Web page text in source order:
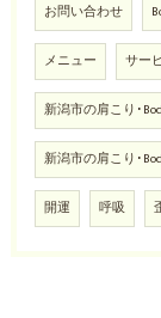
お問い合わせ
メニュー サー
新潟市の肩こり･
新潟市の肩こり･
開運 呼吸